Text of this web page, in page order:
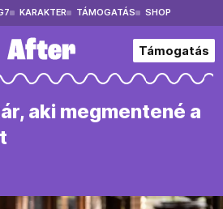
KARAKTER TÁMOGATÁS SHOP
Támogatás
aki megmentené a